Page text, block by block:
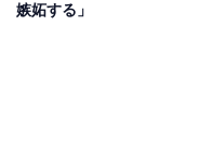
嫉妬する」